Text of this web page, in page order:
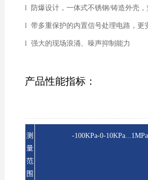
l 防爆设计，一体式不锈钢/铸造外壳，
l 带多重保护的内置信号处理电路，更
l 强大的现场浪涌、噪声抑制能力
产品性能指标：
测
量
范
围
-100KPa-0-